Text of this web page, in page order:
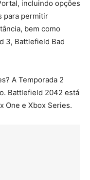
incluindo opções
para permitir
bem como
3, Battlefield Bad
A Temporada 2
Battlefield 2042 está
One e Xbox Series.